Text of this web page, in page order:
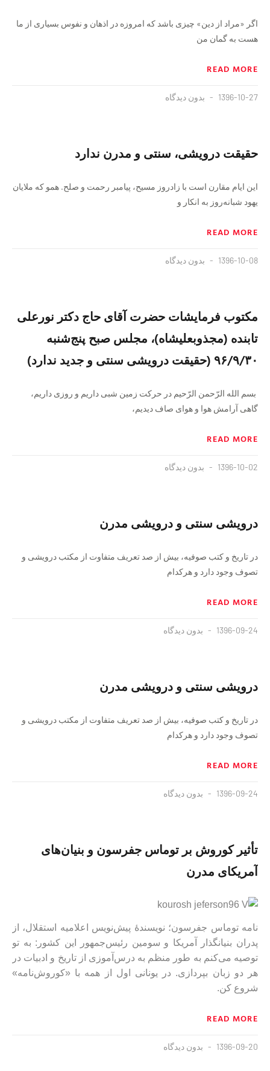
اگر «مراد از دین» چیزی باشد که امروزه در اذهان و نفوس بسیاری از ما
هست به گمان من
READ MORE
1396-10-27 بدون دیدگاه
حقیقت درویشی، سنتی و مدرن ندارد
این ایام مقارن است با زادروز مسیح، پیامبر رحمت و صلح. همو که ملایان
یهود شبانه‌روز به انکار و
READ MORE
1396-10-08 بدون دیدگاه
مکتوب فرمایشات حضرت آقای حاج دکتر نورعلی
تابنده (مجذوبعلیشاه)، مجلس صبح پنج‌شنبه
۹۶/۹/۳۰ (حقیقت درویشی سنتی و جدید ندارد)
بسم الله الرّحمن الرّحیم در حرکت زمین شبی داریم و روزی داریم،
گاهی آرامش هوا و هوای صاف دیدیم،
READ MORE
1396-10-02 بدون دیدگاه
درویشی سنتی و درویشی مدرن
در تاریخ و کتب صوفیه، بیش از صد تعریف متفاوت از مکتب درویشی و
تصوف وجود دارد و هرکدام
READ MORE
1396-09-24 بدون دیدگاه
درویشی سنتی و درویشی مدرن
در تاریخ و کتب صوفیه، بیش از صد تعریف متفاوت از مکتب درویشی و
تصوف وجود دارد و هرکدام
READ MORE
1396-09-24 بدون دیدگاه
تأثیر کوروش بر توماس جفرسون و بنیان‌های
آمریکای مدرن
نامه توماس جفرسون؛ نویسندهٔ پیش‌نویس اعلامیه استقلال، از
پدران بنیانگذار آمریکا و سومین رئیس‌جمهور این کشور: به تو
توصیه می‌کنم به طور منظم به درس‌آموزی از تاریخ و ادبیات در
هر دو زبان بپردازی. در یونانی اول از همه با «کوروش‌نامه»
شروع کن.
READ MORE
1396-09-20 بدون دیدگاه